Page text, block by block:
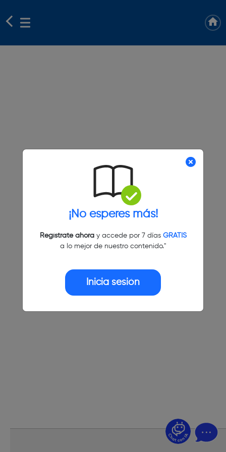
¡No esperes más!
Regístrate ahoray accede por 7 días GRATIS
a lo mejor de nuestro contenido."
Inicia sesión